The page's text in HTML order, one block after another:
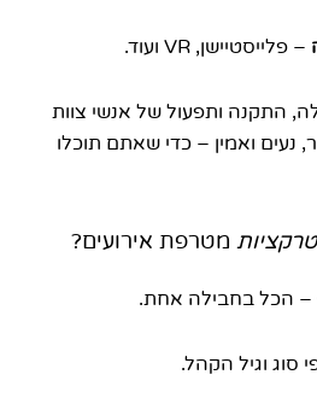
– פלייסטיישן, VR ועוד.
התקנה ותפעול של אנשי צוות
נעים ואמין – כדי שאתם תוכלו
מטרפת אירועים?
– הכל בחבילה אחת.
סוג וגיל הקהל.